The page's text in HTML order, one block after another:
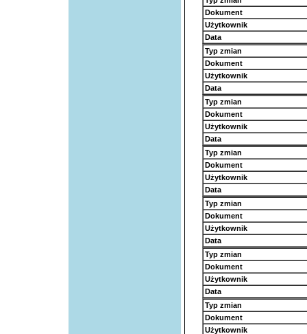
Dokument
Użytkownik
Data
Typ zmian
Dokument
Użytkownik
Data
Typ zmian
Dokument
Użytkownik
Data
Typ zmian
Dokument
Użytkownik
Data
Typ zmian
Dokument
Użytkownik
Data
Typ zmian
Dokument
Użytkownik
Data
Typ zmian
Dokument
Użytkownik